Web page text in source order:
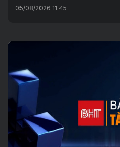
05/08/2026 11:45